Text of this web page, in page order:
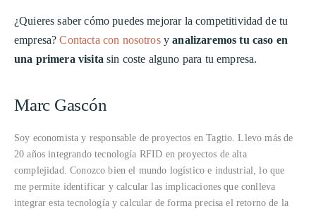
Marc Gascón
Soy economista y responsable de proyectos en Tagtio. Llevo más de
20 años integrando tecnología RFID en proyectos de alta
complejidad. Conozco bien el mundo logístico e industrial, lo que
me permite identificar y calcular las implicaciones que conlleva
integrar esta tecnología y calcular de forma precisa el retorno de la
¿Quieres saber cómo puedes mejorar la competitividad de tu
empresa?Contacta con nosotrosyanalizaremos tu caso en
una primera visita sin coste alguno para tu empresa.